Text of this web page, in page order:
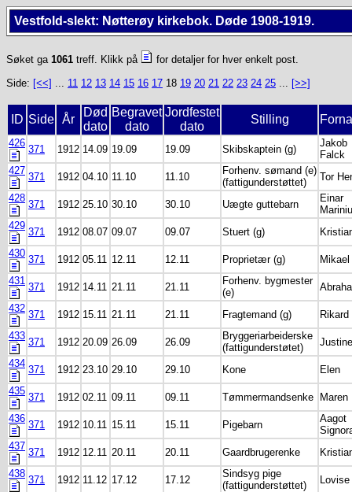
Vestfold-slekt: Nøtterøy kirkebok. Døde 1908-1919.
Søket ga 1061 treff. Klikk på
for detaljer for hver enkelt post.
Side: [<<] ... 11 12 13 14 15 16 17 18 19 20 21 22 23 24 25 ... [>>]
ID Side År
Død
dato
Begravet
dato
Jordfestet
dato
Stilling
426
371 1912 14.09 19.09 19.09 Skibskaptein (g)
Jakob
Falck
427
371 1912 04.10 11.10 11.10
Forhenv. sømand (e)
(fattigunderstøttet)
Tor
428
371 1912 25.10 30.10 30.10 Uægte guttebarn
Einar
429
371 1912 08.07 09.07 09.07 Stuert (g)
430
371 1912 05.11 12.11 12.11 Proprietær (g)
Mikael
431
371 1912 14.11 21.11 21.11
Forhenv. bygmester
(e)
432
371 1912 15.11 21.11 21.11 Fragtemand (g)
Rikard
433
371 1912 20.09 26.09 26.09
Bryggeriarbeiderske
(fattigunderstøtet)
Justine
434
371 1912 23.10 29.10 29.10 Kone
Elen
435
371 1912 02.11 09.11 09.11 Tømmermandsenke
Maren
436
371 1912 10.11 15.11 15.11 Pigebarn
Aagot
437
371 1912 12.11 20.11 20.11 Gaardbrugerenke
438
371 1912 11.12 17.12 17.12
Sindsyg pige
(fattigunderstøttet)
Lovise